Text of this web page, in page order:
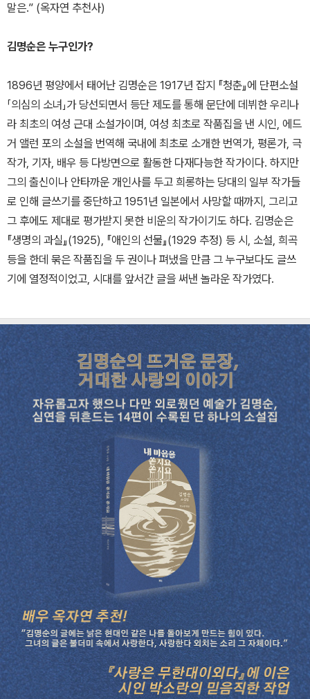
말은.” (옥자연 추천사)
김명순은 누구인가?
1896년 평양에서 태어난 김명순은 1917년 잡지 『청춘』에 단편소설
「의심의 소녀」가 당선되면서 등단 제도를 통해 문단에 데뷔한 우리나
라 최초의 여성 근대 소설가이며, 여성 최초로 작품집을 낸 시인, 에드
거 앨런 포의 소설을 번역해 국내에 최초로 소개한 번역가, 평론가, 극
작가, 기자, 배우 등 다방면으로 활동한 다재다능한 작가이다. 하지만
그의 출신이나 안타까운 개인사를 두고 희롱하는 당대의 일부 작가들
로 인해 글쓰기를 중단하고 1951년 일본에서 사망할 때까지, 그리고
그 후에도 제대로 평가받지 못한 비운의 작가이기도 하다. 김명순은
『생명의 과실』(1925), 『애인의 선물』(1929 추정) 등 시, 소설, 희곡
등을 한데 묶은 작품집을 두 권이나 펴냈을 만큼 그 누구보다도 글쓰
기에 열정적이었고, 시대를 앞서간 글을 써낸 놀라운 작가였다.